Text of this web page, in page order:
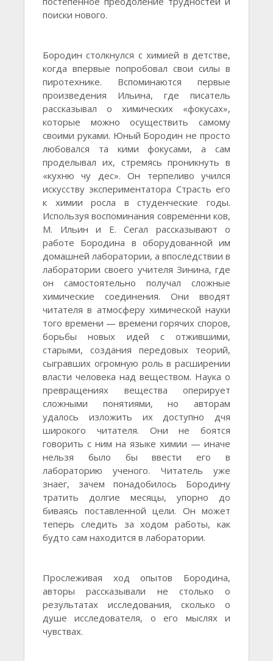
поиски нового.
Бородин столкнулся с химией в детстве,
когда впервые попробовал свои силы в
пиротехнике. Вспоминаются первые
произведения Ильина, где писатель
рассказывал о химических «фокусах»,
которые можно осуществить самому
своими руками. Юный Бородин не просто
любовался та кими фокусами, а сам
проделывал их, стремясь проникнуть в
«кухню чу дес». Он терпеливо учился
искусству экспериментатора Страсть его
к химии росла в студенческие годы.
Используя воспоминания современни ков,
М. Ильин и Е. Сегал рассказывают о
работе Бородина в оборудованной им
домашней лаборатории, а впоследствии в
лаборатории своего учителя Зинина, где
он самостоятельно получал сложные
химические соединения. Они вводят
читателя в атмосферу химической науки
того времени — времени горячих споров,
борьбы новых идей с отжившими,
старыми, создания передовых теорий,
сыгравших огромную роль в расширении
власти человека над веществом. Наука о
превращениях вещества оперирует
сложными понятиями, но авторам
удалось изложить их доступно дчя
широкого читателя. Они не боятся
говорить с ним на языке химии — иначе
нельзя было бы ввести его в
лабораторию ученого. Читатель уже
знаег, зачем понадобилось Бородину
тратить долгие месяцы, упорно до
биваясь поставленной цели. Он может
теперь следить за ходом работы, как
будто сам находится в лаборатории.
Прослеживая ход опытов Бородина,
авторы рассказывали не столько о
результатах исследования, сколько о
душе исследователя, о его мыслях и
чувствах.